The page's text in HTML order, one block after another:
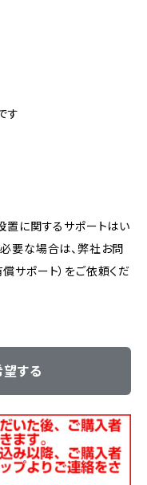
す
置に関するサポートはい
要な場合は、弊社お問
サポート）をご依頼くだ
する